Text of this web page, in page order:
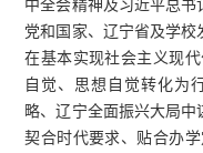
中全会精神及习近平总书
党和国家、辽宁省及学校
在基本实现社会主义现
自觉、思想自觉转化为
略、辽宁全面振兴大局中
契合时代要求、贴合办